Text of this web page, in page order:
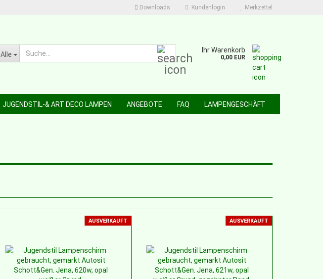
Downloads Kundenlogin Merkzettel
Alle
Ihr Warenkorb
0,00 EUR
JUGENDSTIL-& ART DECO LAMPEN ANGEBOTE FAQ LAMPENGESCHÄFT
AUSVERKAUFT AUSVERKAUFT